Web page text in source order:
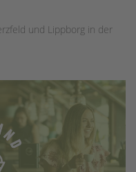
und Lippborg in der